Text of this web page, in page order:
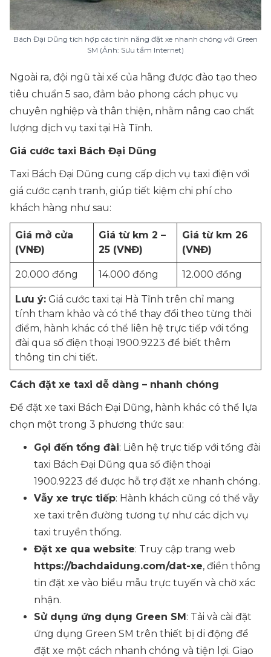
Bách Đại Dũng tích hợp các tính năng đặt xe nhanh chóng với Green
SM (Ảnh: Sưu tầm Internet)
Ngoài ra, đội ngũ tài xế của hãng được đào tạo theo
tiêu chuẩn 5 sao, đảm bảo phong cách phục vụ
chuyên nghiệp và thân thiện, nhằm nâng cao chất
lượng dịch vụ taxi tại Hà Tĩnh.
Giá cước taxi Bách Đại Dũng
Taxi Bách Đại Dũng cung cấp dịch vụ taxi điện với
giá cước cạnh tranh, giúp tiết kiệm chi phí cho
khách hàng như sau:
Giá mở cửa
(VNĐ)
Giá từ km 2 –
25 (VNĐ)
Giá từ km 26
(VNĐ)
20.000 đồng 14.000 đồng 12.000 đồng
Lưu ý: Giá cước taxi tại Hà Tĩnh trên chỉ mang
tính tham khảo và có thể thay đổi theo từng thời
điểm, hành khác có thể liên hệ trực tiếp với tổng
đài qua số điện thoại 1900.9223 để biết thêm
thông tin chi tiết.
Cách đặt xe taxi dễ dàng – nhanh chóng
Để đặt xe taxi Bách Đại Dũng, hành khác có thể lựa
chọn một trong 3 phương thức sau:
Gọi đến tổng đài: Liên hệ trực tiếp với tổng đài
taxi Bách Đại Dũng qua số điện thoại
1900.9223 để được hỗ trợ đặt xe nhanh chóng.
Vẫy xe trực tiếp: Hành khách cũng có thể vẫy
xe taxi trên đường tương tự như các dịch vụ
taxi truyền thống.
Đặt xe qua website: Truy cập trang web
https://bachdaidung.com/dat-xe, điền thông
tin đặt xe vào biểu mẫu trực tuyến và chờ xác
nhận.
Sử dụng ứng dụng Green SM: Tải và cài đặt
ứng dụng Green SM trên thiết bị di động để
đặt xe một cách nhanh chóng và tiện lợi. Giao